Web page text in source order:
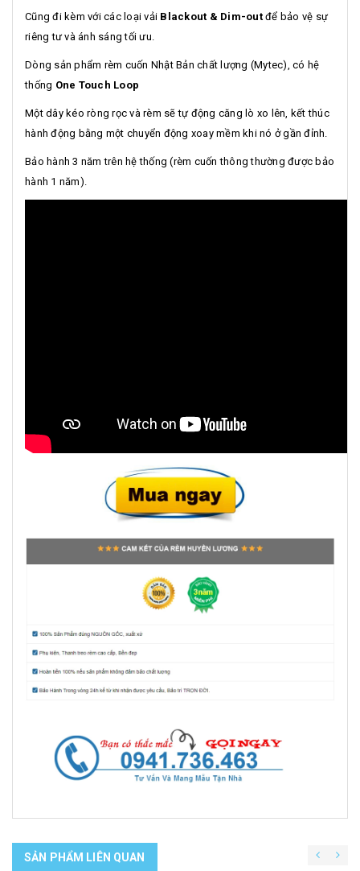
Cũng đi kèm với các loại vải Blackout & Dim-outđể bảo vệ sự
riêng tư và ánh sáng tối ưu.
Dòng sản phẩm rèm cuốn Nhật Bản chất lượng (Mytec), có hệ
thống One Touch Loop
Một dây kéo ròng rọc và rèm sẽ tự động căng lò xo lên, kết thúc
hành động bằng một chuyển động xoay mềm khi nó ở gần đỉnh.
Bảo hành 3 năm trên hệ thống (rèm cuốn thông thường được bảo
hành 1 năm).
SẢN PHẨM LIÊN QUAN